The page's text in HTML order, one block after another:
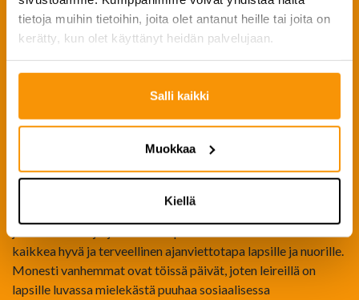
tietoja muihin tietoihin, joita olet antanut heille tai joita on
kerätty, kun olet käyttänyt heidän palvelujaan.
Salli kaikki
Muokkaa
Kiellä
hiihtolomaleireihin valmistautuessa: ”Seuraava Tapanilassa
järjestettävä leiri meillä on tiedossa jo hyvin pian ja vielä
mahtuu mukaan. Leiriin kuuluu kattavaa sirkusopetusta
permannolla, trampoliinilla, tasapainoilussa, ilma-
vuotiaille ja leirille pääsee, vaikka ei olisi aiempaa kokemusta
sirkustoiminnasta. Koko leiriä ei suinkaan vietetä sisätiloissa
vaan käymme myös ulkoilemassa porukalla. Leiri huipentuu
yleisön edessä”.
kaikkea hyvä ja terveellinen ajanviettotapa lapsille ja nuorille.
Monesti vanhemmat ovat töissä päivät, joten leireillä on
lapsille luvassa mielekästä puuhaa sosiaalisessa